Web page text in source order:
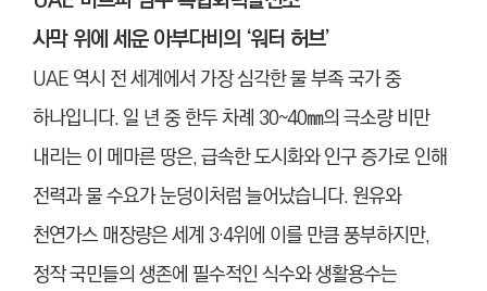
사막 위에 세운 아부다비의 ‘워터 허브’
UAE 역시 전 세계에서 가장 심각한 물 부족 국가 중
하나입니다. 일 년 중 한두 차례 30~40㎜의 극소량 비만
내리는 이 메마른 땅은, 급속한 도시화와 인구 증가로 인해
전력과 물 수요가 눈덩이처럼 늘어났습니다. 원유와
천연가스 매장량은 세계 3·4위에 이를 만큼 풍부하지만,
정작 국민들의 생존에 필수적인 식수와 생활용수는